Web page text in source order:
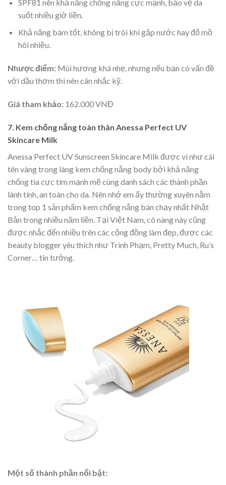
SPF81 nên khả năng chống nắng cực mạnh, bảo vệ da
suốt nhiều giờ liền.
Khả năng bám tốt, không bị trôi khi gặp nước hay đổ mồ
hôi nhiều.
Nhược điểm: Mùi hương khá nhẹ, nhưng nếu bạn có vấn đề
với dầu thơm thì nên cân nhắc kỹ.
Giá tham khảo: 162.000 VNĐ
7. Kem chống nắng toàn thân Anessa Perfect UV
Skincare Milk
Anessa Perfect UV Sunscreen Skincare Milk được ví như cái
tên vàng trong làng kem chống nắng body bởi khả năng
chống tia cực tím mạnh mẽ cùng danh sách các thành phần
lành tính, an toàn cho da. Nên nhớ em ấy thường xuyên nằm
trong top 1 sản phẩm kem chống nắng bán chạy nhất Nhật
Bản trong nhiều năm liền. Tại Việt Nam, cô nàng này cũng
được nhắc đến nhiều trên các cộng đồng làm đẹp, được các
beauty blogger yêu thích như Trinh Phạm, Pretty Much, Ru’s
Corner… tin tưởng.
Một số thành phần nổi bật: